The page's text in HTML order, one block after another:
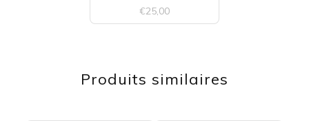
€25,00
a
Produits similaires